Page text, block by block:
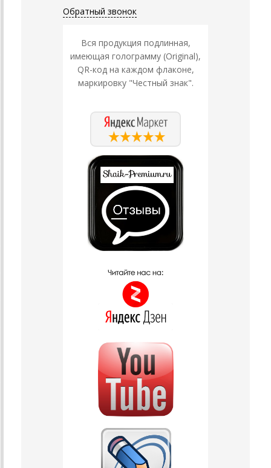
Обратный звонок
Вся продукция подлинная,
имеющая голограмму (Original),
QR-код на каждом флаконе,
маркировку "Честный знак".